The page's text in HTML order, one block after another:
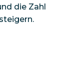
die Zahl